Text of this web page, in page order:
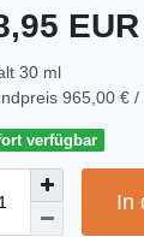
EUR
30 ml
965,00 € /
verfügbar
In